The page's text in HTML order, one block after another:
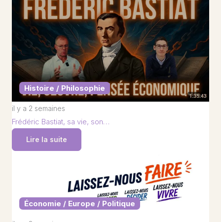
Histoire / Philosophie
il y a 2 semaines
Frédéric Bastiat, sa vie, son…
Lire la suite
Économie / Europe / Politique